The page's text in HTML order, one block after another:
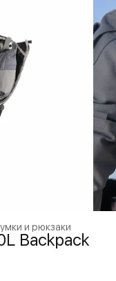
и рюкзаки
Backpack